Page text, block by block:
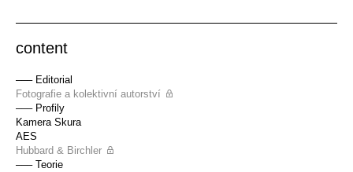
content
––– Editorial
Fotografie a kolektivní autorství
––– Profily
Kamera Skura
AES
Hubbard & Birchler
––– Teorie